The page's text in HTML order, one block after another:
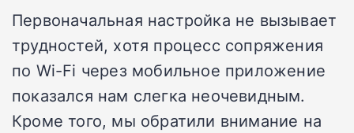
Первоначальная настройка не вызывает
трудностей, хотя процесс сопряжения
по Wi-Fi через мобильное приложение
показался нам слегка неочевидным.
Кроме того, мы обратили внимание на